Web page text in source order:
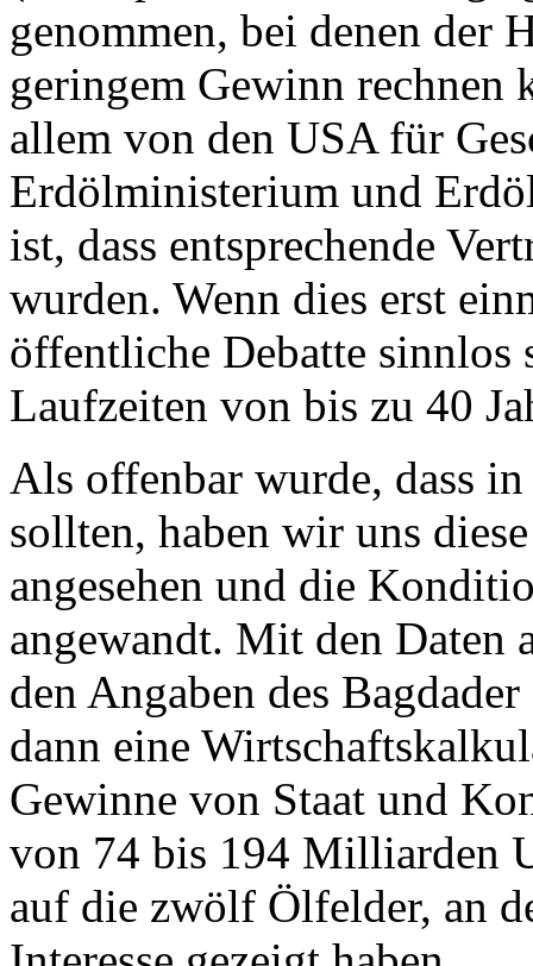
genommen, bei denen der
geringem Gewinn rechnen
allem von den USA für
Erdölministerium und
ist, dass entsprechende
wurden. Wenn dies erst
öffentliche Debatte
Laufzeiten von bis zu 40
Als offenbar wurde, dass
sollten, haben wir uns
angesehen und die
angewandt. Mit den Daten
den Angaben des
dann eine
Gewinne von Staat und
von 74 bis 194 Milliarden
auf die zwölf Ölfelder, an